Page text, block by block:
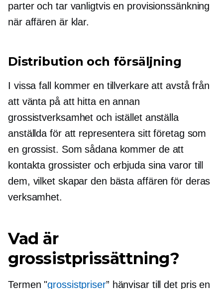
parter och tar vanligtvis en provisionssänkning
när affären är klar.
Distribution och försäljning
I vissa fall kommer en tillverkare att avstå från
att vänta på att hitta en annan
grossistverksamhet och istället anställa
anställda för att representera sitt företag som
en grossist. Som sådana kommer de att
kontakta grossister och erbjuda sina varor till
dem, vilket skapar den bästa affären för deras
verksamhet.
Vad är
grossistprissättning?
Termen "grossistpriser” hänvisar till det pris en